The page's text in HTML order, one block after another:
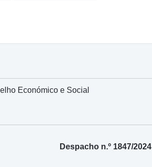
Económico e Social
Despacho n.º 1847/2024